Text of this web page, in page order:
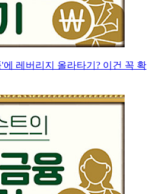
에 레버리지 올라타기? 이건 꼭 확